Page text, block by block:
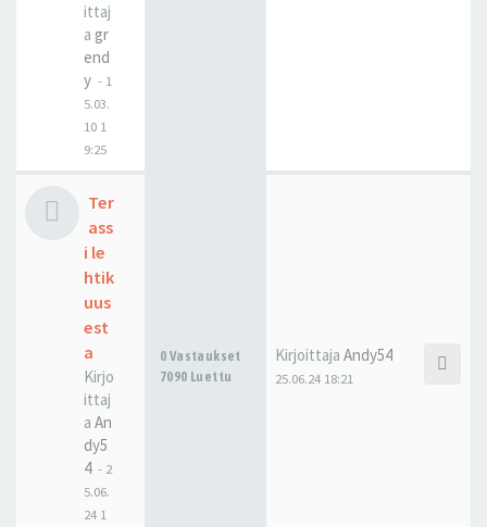
ittaj
a gr
end
y - 1
5.03.
10 1
9:25
Ter
ass
i le
htik
uus
est
a
Kirjo
ittaj
a An
dy5
4 - 2
5.06.
24 1
0 Vastaukset
7090 Luettu
Kirjoittaja Andy54
25.06.24 18:21